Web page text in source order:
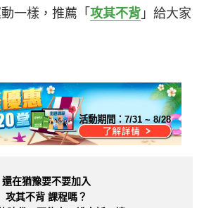
一樣，推薦「 攻其不背 」給大家
活動期間：7/31 ~ 8/28
還在猶豫要不要加入
攻其不背 課程嗎？